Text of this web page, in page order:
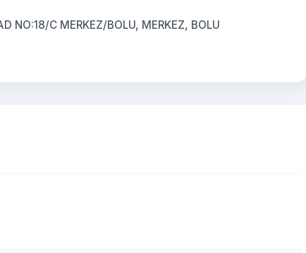
NO:18/C MERKEZ/BOLU, MERKEZ, BOLU